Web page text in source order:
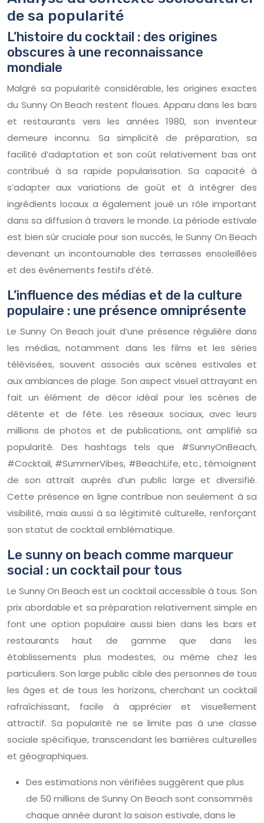
de sa popularité
L’histoire du cocktail : des origines
obscures à une reconnaissance
mondiale
Malgré sa popularité considérable, les origines exactes
du Sunny On Beach restent floues. Apparu dans les bars
et restaurants vers les années 1980, son inventeur
demeure inconnu. Sa simplicité de préparation, sa
facilité d’adaptation et son coût relativement bas ont
contribué à sa rapide popularisation. Sa capacité à
s’adapter aux variations de goût et à intégrer des
ingrédients locaux a également joué un rôle important
dans sa diffusion à travers le monde. La période estivale
est bien sûr cruciale pour son succès, le Sunny On Beach
devenant un incontournable des terrasses ensoleillées
et des événements festifs d’été.
L’influence des médias et de la culture
populaire : une présence omniprésente
Le Sunny On Beach jouit d’une présence régulière dans
les médias, notamment dans les films et les séries
télévisées, souvent associés aux scènes estivales et
aux ambiances de plage. Son aspect visuel attrayant en
fait un élément de décor idéal pour les scènes de
détente et de fête. Les réseaux sociaux, avec leurs
millions de photos et de publications, ont amplifié sa
popularité. Des hashtags tels que #SunnyOnBeach,
#Cocktail, #SummerVibes, #BeachLife, etc., témoignent
de son attrait auprès d’un public large et diversifié.
Cette présence en ligne contribue non seulement à sa
visibilité, mais aussi à sa légitimité culturelle, renforçant
son statut de cocktail emblématique.
Le sunny on beach comme marqueur
social : un cocktail pour tous
Le Sunny On Beach est un cocktail accessible à tous. Son
prix abordable et sa préparation relativement simple en
font une option populaire aussi bien dans les bars et
restaurants haut de gamme que dans les
établissements plus modestes, ou même chez les
particuliers. Son large public cible des personnes de tous
les âges et de tous les horizons, cherchant un cocktail
rafraîchissant, facile à apprécier et visuellement
attractif. Sa popularité ne se limite pas à une classe
sociale spécifique, transcendant les barrières culturelles
et géographiques.
Des estimations non vérifiées suggèrent que plus
de 50 millions de Sunny On Beach sont consommés
chaque année durant la saison estivale, dans le